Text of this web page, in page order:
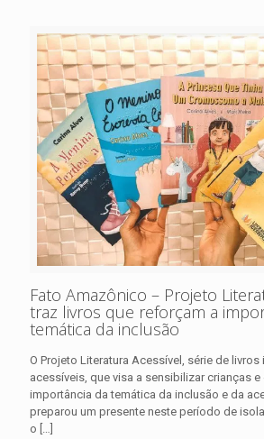
Fato Amazônico – Projeto
traz livros que reforçam a
temática da inclusão
O Projeto Literatura Acessível, série de livros
acessíveis, que visa a sensibilizar crianças
importância da temática da inclusão e da
preparou um presente neste período de
o […]